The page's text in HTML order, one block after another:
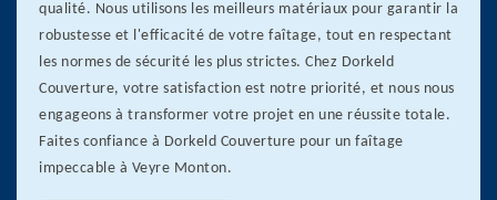
qualité. Nous utilisons les meilleurs matériaux pour garantir la
robustesse et l'efficacité de votre faîtage, tout en respectant
les normes de sécurité les plus strictes. Chez Dorkeld
Couverture, votre satisfaction est notre priorité, et nous nous
engageons à transformer votre projet en une réussite totale.
Faites confiance à Dorkeld Couverture pour un faîtage
impeccable à Veyre Monton.